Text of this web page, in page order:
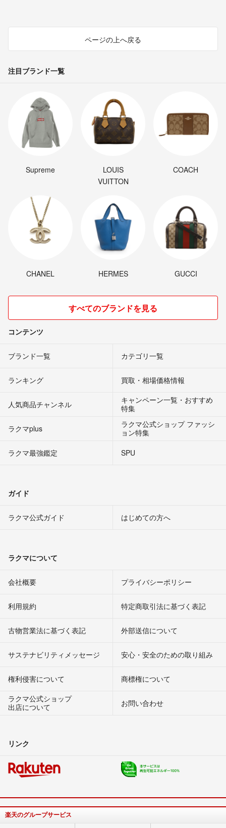
ページの上へ戻る
注目ブランド一覧
Supreme
LOUIS
VUITTON
COACH
CHANEL HERMES GUCCI
すべてのブランドを見る
コンテンツ
ブランド一覧 カテゴリ一覧
ランキング 買取・相場価格情報
人気商品チャンネル
キャンペーン一覧・おすすめ
特集
ラクマplus
ラクマ公式ショップ ファッシ
ョン特集
ラクマ最強鑑定
SPU
ガイド
ラクマ公式ガイド はじめての方へ
ラクマについて
会社概要 プライバシーポリシー
利用規約 特定商取引法に基づく表記
古物営業法に基づく表記 外部送信について
サステナビリティメッセージ 安心・安全のための取り組み
権利侵害について
商標権について
ラクマ公式ショップ
出店について
お問い合わせ
リンク
楽天のグループサービス